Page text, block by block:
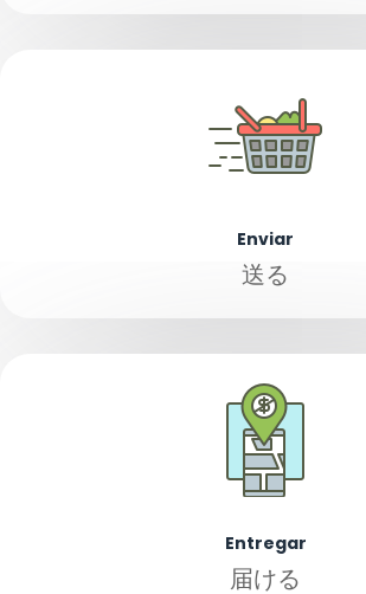
Enviar
送る
Entregar
届ける